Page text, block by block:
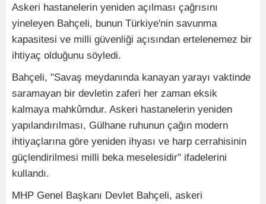
Askeri hastanelerin yeniden açılması çağrısını
yineleyen Bahçeli, bunun Türkiye'nin savunma
kapasitesi ve milli güvenliği açısından ertelenemez bir
ihtiyaç olduğunu söyledi.
Bahçeli, "Savaş meydanında kanayan yarayı vaktinde
saramayan bir devletin zaferi her zaman eksik
kalmaya mahkûmdur. Askeri hastanelerin yeniden
yapılandırılması, Gülhane ruhunun çağın modern
ihtiyaçlarına göre yeniden ihyası ve harp cerrahisinin
güçlendirilmesi milli beka meselesidir" ifadelerini
kullandı.
MHP Genel Başkanı Devlet Bahçeli, askeri